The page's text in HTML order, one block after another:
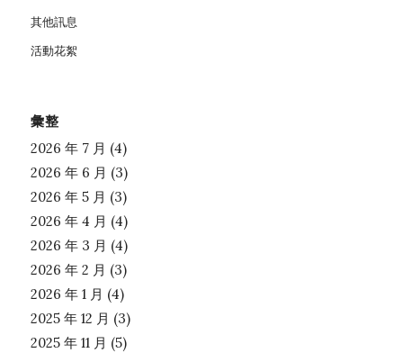
其他訊息
活動花絮
彙整
2026 年 7 月 (4)
2026 年 6 月 (3)
2026 年 5 月 (3)
2026 年 4 月 (4)
2026 年 3 月 (4)
2026 年 2 月 (3)
2026 年 1 月 (4)
2025 年 12 月 (3)
2025 年 11 月 (5)